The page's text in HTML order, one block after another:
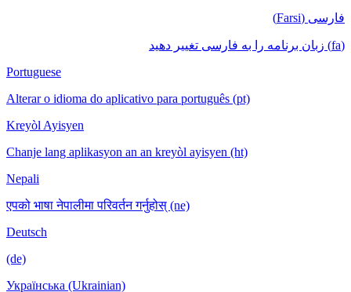
فارسی (Farsi)
(fa) زبان برنامه را به فارسی تغییر دهید
Portuguese
Alterar o idioma do aplicativo para português (pt)
Kreyòl Ayisyen
Chanje lang aplikasyon an an kreyòl ayisyen (ht)
Nepali
एपको भाषा नेपालीमा परिवर्तन गर्नुहोस् (ne)
Deutsch
(de)
Українська (Ukrainian)